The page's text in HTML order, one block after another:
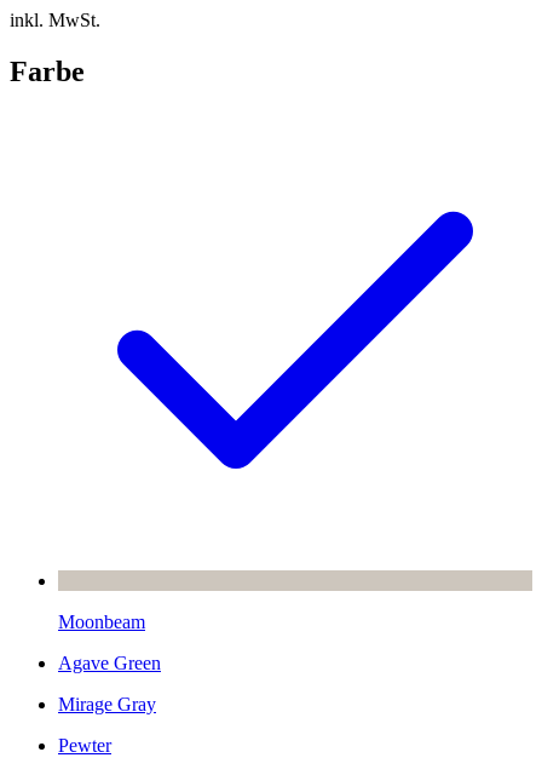
inkl. MwSt.
Farbe
Moonbeam
Agave Green
Mirage Gray
Pewter